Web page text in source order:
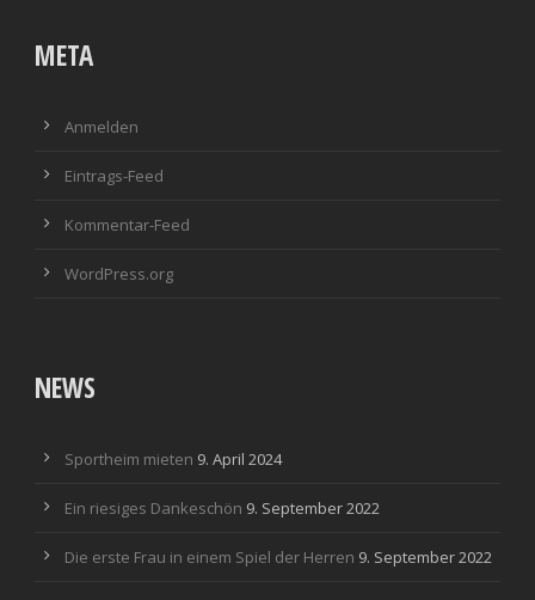
META
Anmelden
Eintrags-Feed
Kommentar-Feed
WordPress.org
NEWS
Sportheim mieten 9. April 2024
Ein riesiges Dankeschön 9. September 2022
Die erste Frau in einem Spiel der Herren 9. September 2022